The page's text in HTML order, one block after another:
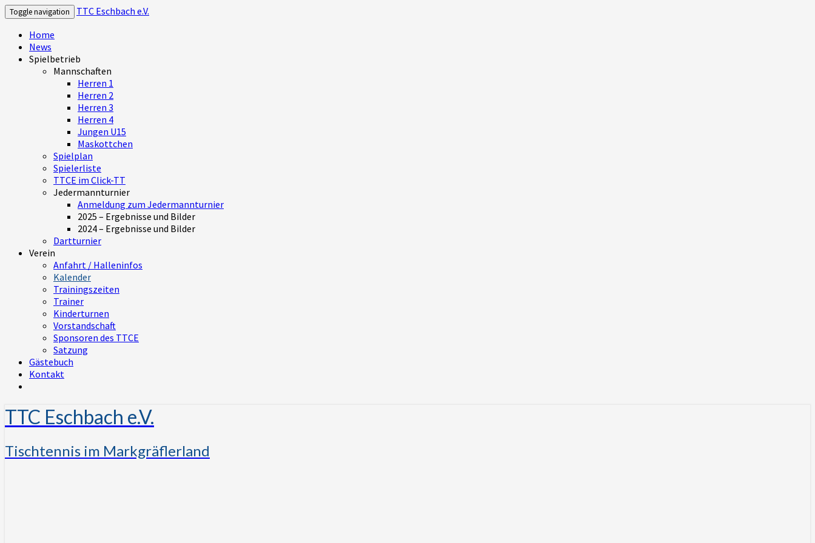
Toggle navigation
TTC Eschbach e.V.
Home
News
Spielbetrieb
Mannschaften
Herren 1
Herren 2
Herren 3
Herren 4
Jungen U15
Maskottchen
Spielplan
Spielerliste
TTCE im Click-TT
Jedermannturnier
Anmeldung zum Jedermannturnier
2025 – Ergebnisse und Bilder
2024 – Ergebnisse und Bilder
Dartturnier
Verein
Anfahrt / Halleninfos
Kalender
Trainingszeiten
Trainer
Kinderturnen
Vorstandschaft
Sponsoren des TTCE
Satzung
Gästebuch
Kontakt
TTC Eschbach e.V.
Tischtennis im Markgräflerland